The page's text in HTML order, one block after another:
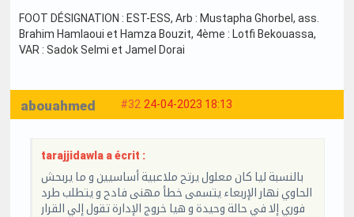
FOOT DÉSIGNATION : EST-ESS, Arb : Mustapha Ghorbel, ass.
Brahim Hamlaoui et Hamza Bouzit, 4ème : Lotfi Bekouassa,
VAR : Sadok Selmi et Jamel Dorai
#32 24-04-2023 18:13
abouahmed
tarajjidawla a écrit :
بالنسبة ليا كان معلول يرتح ملاعبية أساسيين و ما يربحش
الحاوي نهار الإربعاء يتسمى خطأ مهنى فادح و يتطلب طرد
فوري إلا في حالة وحيدة و هيا خروج الإدارة تقول إلي القرار